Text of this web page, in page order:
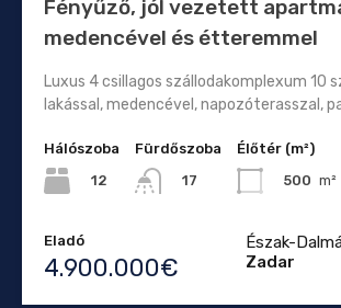
Fényűző, jól vezetett
medencével és étteremmel
Luxus 4 csillagos szállodakomplexum 10
lakással, medencével, napozóterasszal,
Hálószoba
12
Fürdőszoba
17
Élőtér (m²)
500 m²
Eladó
4.900.000€
Észak-
Zadar